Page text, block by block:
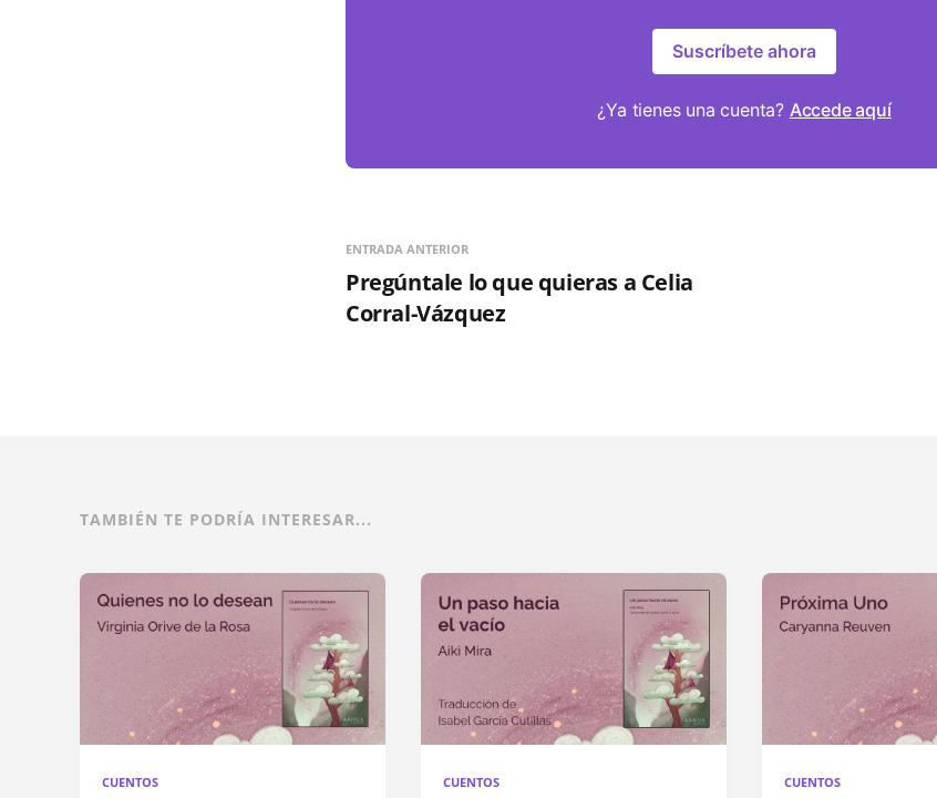
Suscríbete ahora
¿Ya tienes una cuenta? Accede aquí
ENTRADA ANTERIOR
Pregúntale lo que quieras a Celia
Corral-Vázquez
TAMBIÉN TE PODRÍA INTERESAR...
CUENTOS CUENTOS CUENTOS